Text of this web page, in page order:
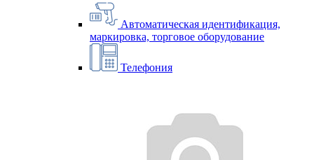
Автоматическая идентификация,
маркировка, торговое оборудование
Телефония